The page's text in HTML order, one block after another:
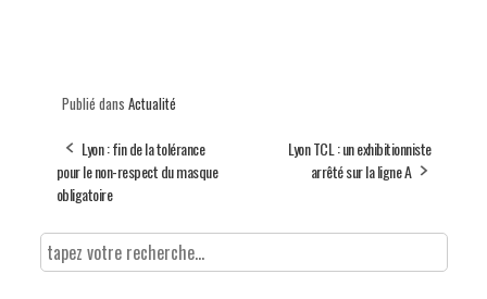
Publié dans Actualité
Lyon : fin de la tolérance
pour le non-respect du masque
obligatoire
Lyon TCL : un exhibitionniste
arrêté sur la ligne A